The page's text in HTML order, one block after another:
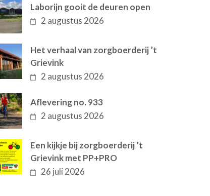
Laborijn gooit de deuren open
2 augustus 2026
Het verhaal van zorgboerderij ’t
Grievink
2 augustus 2026
Aflevering no. 933
2 augustus 2026
Een kijkje bij zorgboerderij ’t
Grievink met PP+PRO
26 juli 2026